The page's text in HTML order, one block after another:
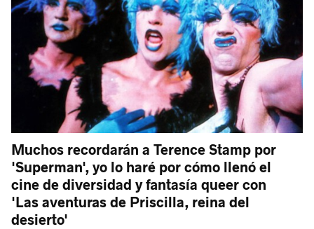
Muchos recordarán a Terence Stamp por
'Superman', yo lo haré por cómo llenó el
cine de diversidad y fantasía queer con
'Las aventuras de Priscilla, reina del
desierto'